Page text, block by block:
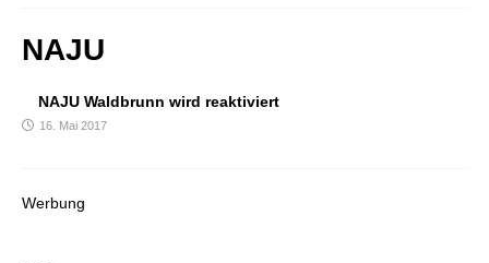
NAJU
NAJU Waldbrunn wird reaktiviert
16. Mai 2017
Werbung